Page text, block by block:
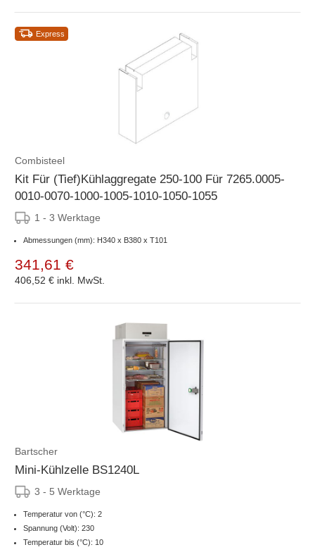
Express
Combisteel
Kit Für (Tief)Kühlaggregate 250-100 Für 7265.0005-
0010-0070-1000-1005-1010-1050-1055
1 - 3 Werktage
Abmessungen (mm): H340 x B380 x T101
341,61 €
406,52 € inkl. MwSt.
Bartscher
Mini-Kühlzelle BS1240L
3 - 5 Werktage
Temperatur von (°C): 2
Spannung (Volt): 230
Temperatur bis (°C): 10